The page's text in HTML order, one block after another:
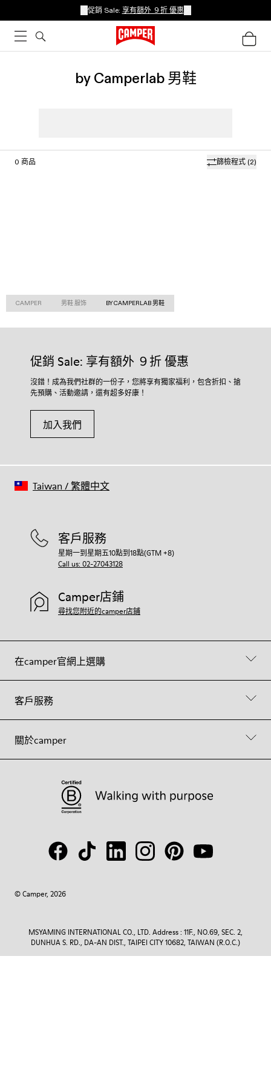
促銷 Sale: 享有額外 ９折 優惠
by Camperlab 男鞋
篩檢程式 (2)
0 商品
CAMPER 男鞋 服饰 BY CAMPERLAB 男鞋
促銷 Sale: 享有額外 ９折 優惠
沒錯！成為我們社群的一份子，您將享有獨家福利，包含折扣、搶
先預購、活動邀請，還有超多好康！
加入我們
在camper官網上選購
客戶服務
關於camper
客戶服務
星期一到星期五10點到18點(GTM +8)
Call us: 02-27043128
Camper店鋪
尋找您附近的camper店鋪
© Camper, 2026
Taiwan /繁體中文
MSYAMING INTERNATIONAL CO., LTD. Address : 11F., NO.69, SEC. 2,
DUNHUA S. RD., DA-AN DIST., TAIPEI CITY 10682, TAIWAN (R.O.C.)